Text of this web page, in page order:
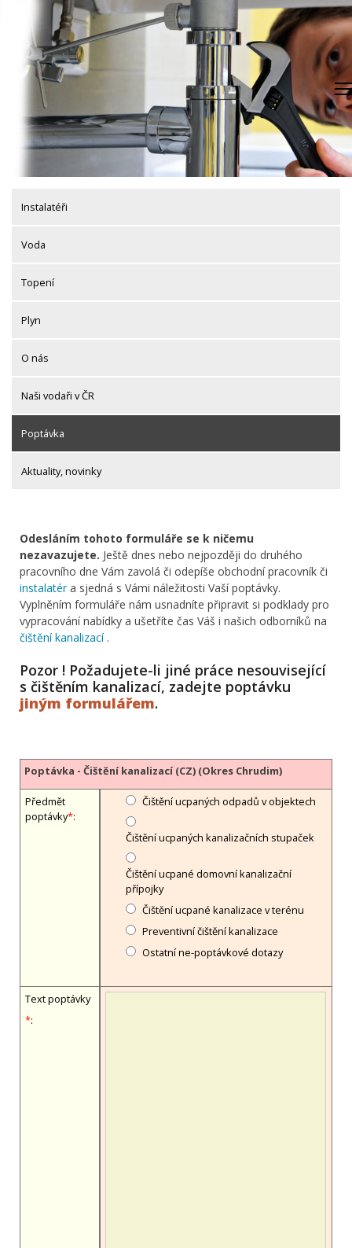
content
Instalatéři
Voda
Topení
Plyn
O nás
Naši vodaři v ČR
Poptávka
Aktuality, novinky
Odesláním tohoto formuláře se k ničemu
nezavazujete. Ještě dnes nebo nejpozději do druhého
pracovního dne Vám zavolá či odepíše obchodní pracovník či
instalatéra sjedná s Vámi náležitosti Vaší poptávky.
Vyplněním formuláře nám usnadníte připravit si podklady pro
vypracování nabídky a ušetříte čas Váš i našich odborníků na
čištění kanalizací.
Pozor ! Požadujete-li jiné práce nesouvisející
s čištěním kanalizací, zadejte poptávku
jiným formulářem.
Poptávka - Čištění kanalizací (CZ) (Okres Chrudim)
Předmět
poptávky*:
Čištění ucpaných odpadů v objektech
Čištění ucpaných kanalizačních stupaček
Čištění ucpané domovní kanalizační
přípojky
Čištění ucpané kanalizace v terénu
Preventivní čištění kanalizace
Ostatní ne-poptávkové dotazy
Text poptávky
*: